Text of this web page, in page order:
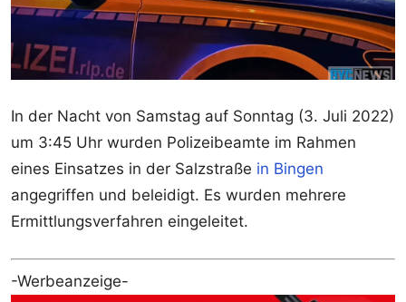
In der Nacht von Samstag auf Sonntag (3. Juli 2022)
um 3:45 Uhr wurden Polizeibeamte im Rahmen
eines Einsatzes in der Salzstraße in Bingen
angegriffen und beleidigt. Es wurden mehrere
Ermittlungsverfahren eingeleitet.
-Werbeanzeige-